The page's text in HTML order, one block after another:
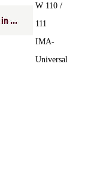
W 110 /
111
IMA-
Universal